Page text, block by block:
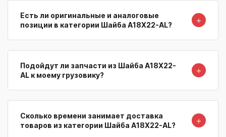
Есть ли оригинальные и аналоговые
позиции в категории Шайба A18X22-AL?
＋
Подойдут ли запчасти из Шайба A18X22-
AL к моему грузовику?
＋
Сколько времени занимает доставка
товаров из категории Шайба A18X22-AL?
＋